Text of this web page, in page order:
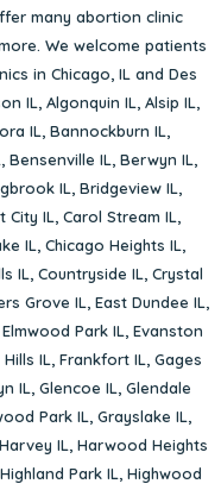
many abortion clinic
We welcome patients
in Chicago, IL and Des
IL, Algonquin IL, Alsip IL,
IL, Bannockburn IL,
, Bensenville IL, Berwyn IL,
IL, Bridgeview IL,
City IL, Carol Stream IL,
IL, Chicago Heights IL,
IL, Countryside IL, Crystal
Grove IL, East Dundee IL,
Elmwood Park IL, Evanston
IL, Frankfort IL, Gages
IL, Glencoe IL, Glendale
Park IL, Grayslake IL,
Harvey IL, Harwood Heights
Highland Park IL, Highwood